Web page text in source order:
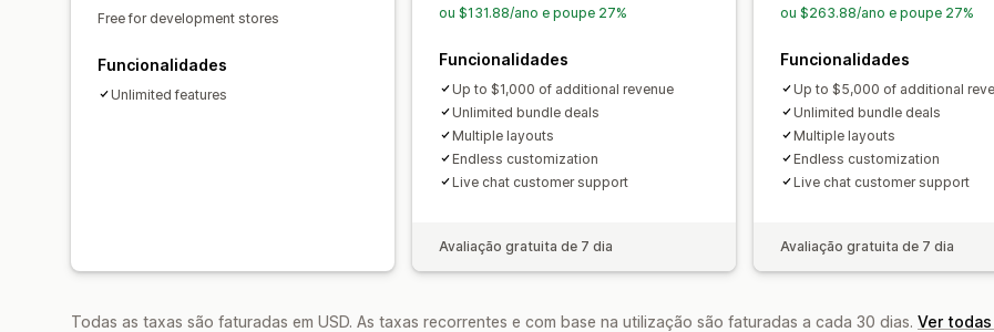
Intervalos de quantidade Descontos
Atualização da subscrição
Análise de dados
Taxas de conversão
Free for development stores
Funcionalidades
Unlimited features
ou $131.88/ano e poupe 27%
Funcionalidades
Up to $1,000 of additional revenue
Unlimited bundle deals
Multiple layouts
Endless customization
Live chat customer support
Avaliação gratuita de 7 dia
ou $263.88/ano e poupe 27%
Funcionalidades
Up to $5,000 of additional
Unlimited bundle deals
Multiple layouts
Endless customization
Live chat customer support
Avaliação gratuita de 7 dia
Todas as taxas são faturadas em USD. As taxas recorrentes e com base na utilização são faturadas a cada 30 dias. Ver